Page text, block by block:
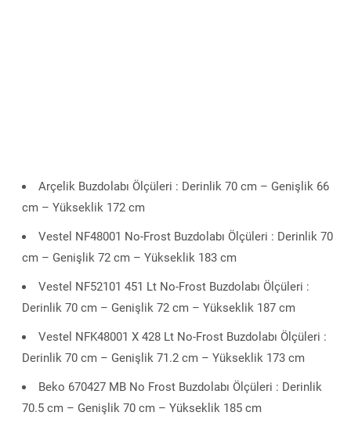
Arçelik Buzdolabı Ölçüleri : Derinlik 70 cm – Genişlik 66
cm – Yükseklik 172 cm
Vestel NF48001 No-Frost Buzdolabı Ölçüleri : Derinlik 70
cm – Genişlik 72 cm – Yükseklik 183 cm
Vestel NF52101 451 Lt No-Frost Buzdolabı Ölçüleri :
Derinlik 70 cm – Genişlik 72 cm – Yükseklik 187 cm
Vestel NFK48001 X 428 Lt No-Frost Buzdolabı Ölçüleri :
Derinlik 70 cm – Genişlik 71.2 cm – Yükseklik 173 cm
Beko 670427 MB No Frost Buzdolabı Ölçüleri : Derinlik
70.5 cm – Genişlik 70 cm – Yükseklik 185 cm